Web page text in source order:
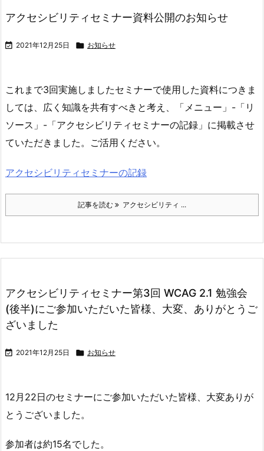
アクセシビリティセミナー資料公開のお知らせ
 2021年12月25日  お知らせ
これまで3回実施しましたセミナーで使用した資料につきま
しては、広く知識を共有すべきと考え、「メニュー」-「リ
ソース」-「アクセシビリティセミナーの記録」に掲載させ
ていただきました。ご活用ください。
アクセシビリティセミナーの記録
記事を読む アクセシビリティ ...
アクセシビリティセミナー第3回 WCAG 2.1 勉強会
(後半)にご参加いただいた皆様、大変、ありがとうご
ざいました
 2021年12月25日  お知らせ
12月22日のセミナーにご参加いただいた皆様、大変ありが
とうございました。
参加者は約15名でした。